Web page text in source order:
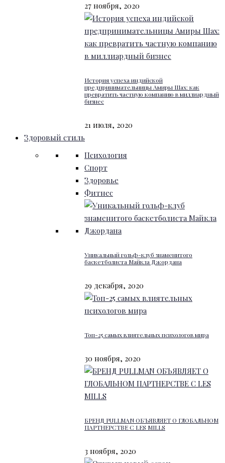
27 ноября, 2020
История успеха индийской
предпринимательницы Амиры Шах: как
превратить частную компанию в миллиардный
бизнес
21 июля, 2020
Здоровый стиль
Психология
Спорт
Здоровье
Фитнес
Уникальный гольф-клуб знаменитого
баскетболиста Майкла Джордана
29 декабря, 2020
Топ-25 самых влиятельных психологов мира
30 ноября, 2020
БРЕНД PULLMAN ОБЪЯВЛЯЕТ О ГЛОБАЛЬНОМ
ПАРТНЕРСТВЕ С LES MILLS
3 ноября, 2020